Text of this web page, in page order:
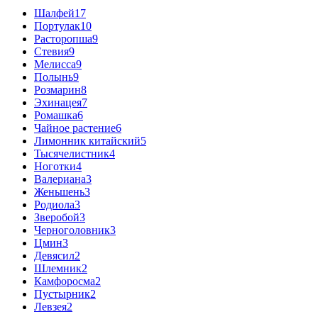
Шалфей17
Портулак10
Расторопша9
Стевия9
Мелисса9
Полынь9
Розмарин8
Эхинацея7
Ромашка6
Чайное растение6
Лимонник китайский5
Тысячелистник4
Ноготки4
Валериана3
Женьшень3
Родиола3
Зверобой3
Черноголовник3
Цмин3
Девясил2
Шлемник2
Камфоросма2
Пустырник2
Левзея2